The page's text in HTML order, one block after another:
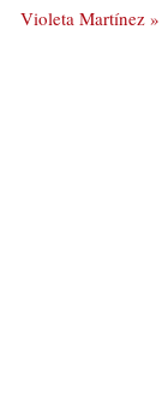
Violeta Martínez »